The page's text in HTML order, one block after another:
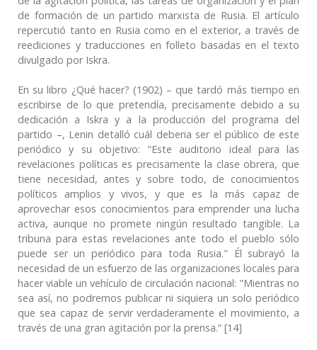
de formación de un partido marxista de Rusia. El artículo
repercutió tanto en Rusia como en el exterior, a través de
reediciones y traducciones en folleto basadas en el texto
divulgado por Iskra.
En su libro ¿Qué hacer? (1902) – que tardó más tiempo en
escribirse de lo que pretendía, precisamente debido a su
dedicación a Iskra y a la producción del programa del
partido –, Lenin detalló cuál deberia ser el público de este
periódico y su objetivo: "Este auditorio ideal para las
revelaciones políticas es precisamente la clase obrera, que
tiene necesidad, antes y sobre todo, de conocimientos
políticos amplios y vivos, y que es la más capaz de
aprovechar esos conocimientos para emprender una lucha
activa, aunque no promete ningún resultado tangible. La
tribuna para estas revelaciones ante todo el pueblo sólo
puede ser un periódico para toda Rusia." Él subrayó la
necesidad de un esfuerzo de las organizaciones locales para
hacer viable un vehículo de circulación nacional: "Mientras no
sea así, no podremos publicar ni siquiera un solo periódico
que sea capaz de servir verdaderamente el movimiento, a
través de una gran agitación por la prensa.” [14]